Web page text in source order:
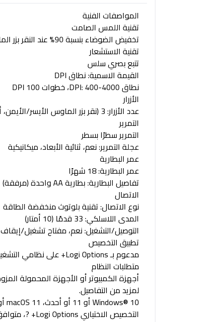
المواصفات الفنية
تقنية اللمس الصامت
تخفيض الضوضاء بنسبة 90% عند النقر بزر الماوس الأيسر/الأيمن، أو النقر بزر الماوس الأوسط
تقنية الاستشعار
تتبع بصري سلس
القيمة الاسمية: نطاق DPI
نطاق DPI: 400-4000، خطوات 100 DPI
الأزرار
عدد الأزرار: 3 (نقر بزر الماوس الأيسر/الأيمن، أو النقر بزر الماوس الأوسط)
التمرير
التمرير سطرًا بسطر
عجلة التمرير: نعم، ثنائية الأبعاد، ميكانيكية
عمر البطارية
عمر البطارية: 18 شهرًا
تفاصيل البطارية: بطارية AA واحدة (مرفقة)
الاتصال
نوع الاتصال: تقنية بلوتوث منخفضة الطاقة
المدى اللاسلكي: 33 قدمًا (10 أمتار)
التوصيل/التشغيل: نعم، مفتاح تشغيل/إيقاف
تطبيق التخصيص
مدعوم بـ Logi Options+ على نظامي التشغيل Windows وmacOS
متطلبات النظام
لمزيد من التفاصيل.
التخصيص الاختياري Logi Options+ ?، متوافق مع جهاز استقبال Logi Bolt USB (غير مُضمن)، غير متوافق مع أجهزة استقبال Logitech USB الأخرى.